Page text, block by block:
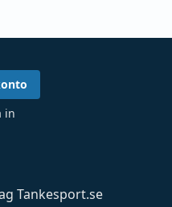
Tankesport.se
in